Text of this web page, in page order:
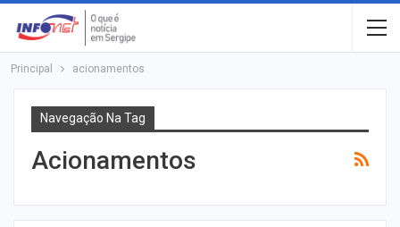
Principal acionamentos
Navegação Na Tag
Acionamentos